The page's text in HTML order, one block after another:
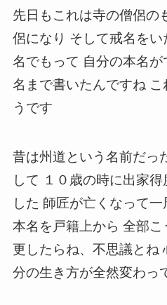
先日もこれは寺の僧侶の
侶になり そして戒名を
名でもって 自分の本名
名まで書いたんですね
うです
昔は州道という名前だっ
して １０歳の時に出家
した 師匠が亡くなって
本名を戸籍上から 全部
更したらね、不思議とね
分の生き方が全然変わっ